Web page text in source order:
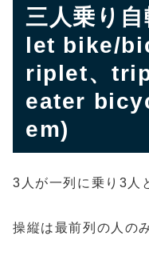
三人乗り
let bike/
riplet、
eater
em)
3人が一列に乗り3人
操縦は最前列の人の